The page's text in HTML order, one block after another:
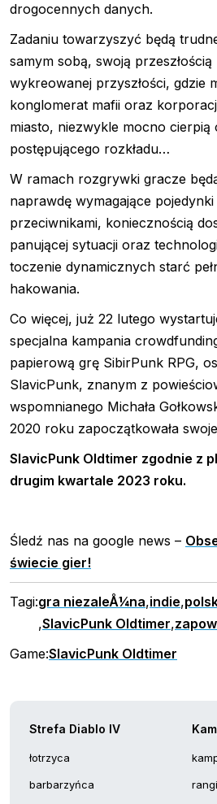
drogocennych danych.
Zadaniu towarzyszyć będą
samym sobą, swoją
wykreowanej przyszłości, gdzie
konglomerat mafii oraz
miasto, niezwykle mocno cierpią
postępującego rozkładu…
W ramach rozgrywki gracze
naprawdę wymagające
przeciwnikami, koniecznością
panującej sytuacji oraz
toczenie dynamicznych starć
hakowania.
Co więcej, już 22 lutego
specjalna kampania
papierową grę SibirPunk RPG,
SlavicPunk, znanym z
wspomnianego Michała
2020 roku zapoczątkowała
SlavicPunk Oldtimer zgodnie z
drugim kwartale 2023 roku.
Śledź nas na google news –
świecie gier!
Tagi:gra niezaleÅ¼na,indie,
,SlavicPunk Oldtimer,
Game:SlavicPunk Oldtimer
Strefa Diablo IV
łotrzyca
barbarzyńca